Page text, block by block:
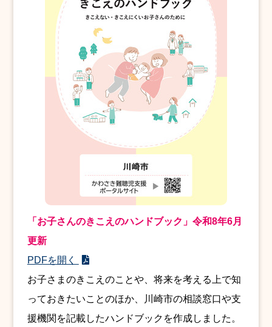
「お子さんのきこえのハンドブック」令和8年6月
更新
PDFを開く
お子さまのきこえのことや、将来を考える上で知
っておきたいことのほか、川崎市の相談窓口や支
援機関を記載したハンドブックを作成しました。